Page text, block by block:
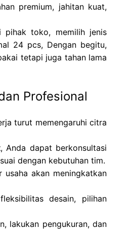
premium, jahitan kuat,
pihak toko, memilih jenis
24 pcs, Dengan begitu,
tetapi juga tahan lama
Profesional
turut memengaruhi citra
, Anda dapat berkonsultasi
dengan kebutuhan tim.
akan meningkatkan
desain, pilihan
lakukan pengukuran, dan